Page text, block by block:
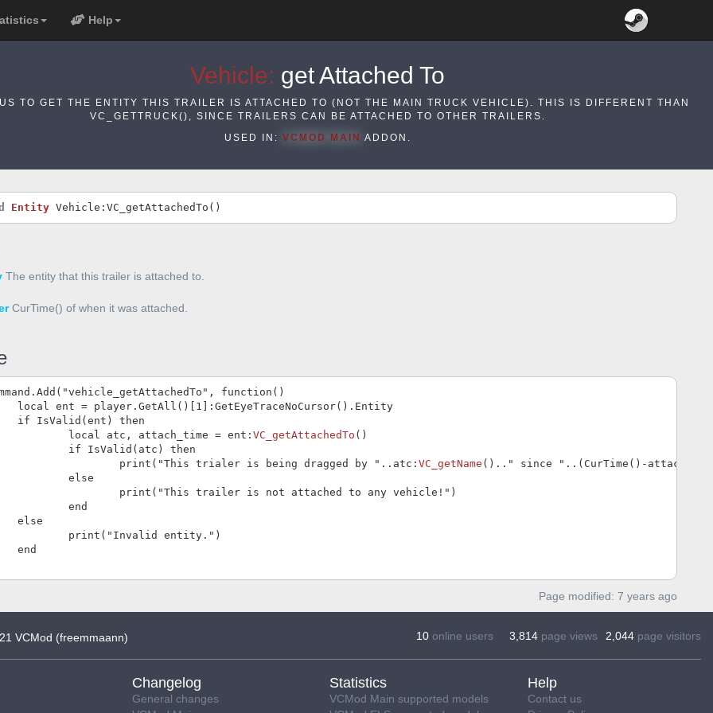
Help
Vehicle: get Attached To
TO GET THE ENTITY THIS TRAILER IS ATTACHED TO (NOT THE MAIN TRUCK VEHICLE). THIS IS DIFFERENT THAN
VC_GETTRUCK(), SINCE TRAILERS CAN BE ATTACHED TO OTHER TRAILERS.
USED IN: VCMOD MAIN ADDON.
Entity Vehicle:VC_getAttachedTo()
The entity that this trailer is attached to.
CurTime() of when it was attached.
function()
		local atc, attach_time = ent:
VC_getAttachedTo ()
			print("This trialer is being dragged by "..atc:
VC_getName ().." since "..(CurTime()-
Page modified: 7 years ago
VCMod (freemmaann) 2,044 page visitors
3,814 page views
10 online users
Changelog
General changes
Statistics
VCMod Main supported models
Help
Contact us